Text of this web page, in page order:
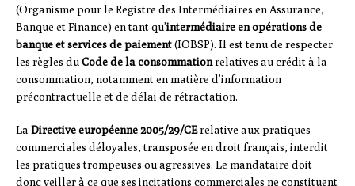
(Organisme pour le Registre des Intermédiaires en Assurance,
Banque et Finance) en tant qu’intermédiaire en opérations de
banque et services de paiement(IOBSP). Il est tenu de respecter
les règles duCode de la consommationrelatives au crédit à la
consommation, notamment en matière d’information
précontractuelle et de délai de rétractation.
La Directive européenne 2005/29/CErelative aux pratiques
commerciales déloyales, transposée en droit français, interdit
les pratiques trompeuses ou agressives. Le mandataire doit
donc veiller à ce que ses incitations commerciales ne constituent